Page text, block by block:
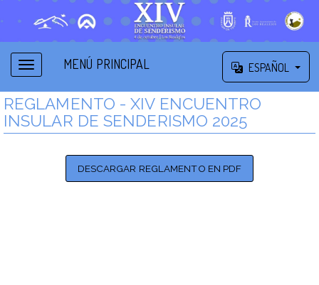
MENÚ PRINCIPAL ESPAÑOL
REGLAMENTO - XIV ENCUENTRO
INSULAR DE SENDERISMO 2025
DESCARGAR REGLAMENTO EN PDF